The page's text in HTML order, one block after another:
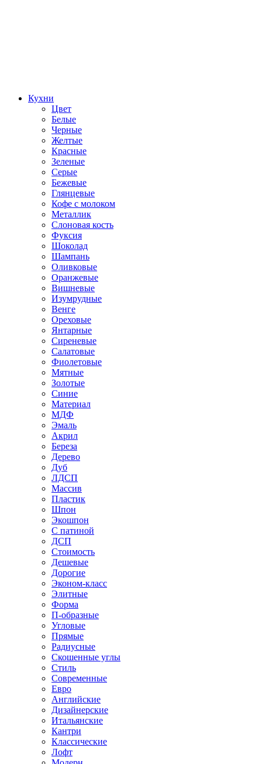
Кухни
Цвет
Белые
Черные
Желтые
Красные
Зеленые
Серые
Бежевые
Глянцевые
Кофе с молоком
Металлик
Слоновая кость
Фуксия
Шоколад
Шампань
Оливковые
Оранжевые
Вишневые
Изумрудные
Венге
Ореховые
Янтарные
Сиреневые
Салатовые
Фиолетовые
Мятные
Золотые
Синие
Материал
МДФ
Эмаль
Акрил
Береза
Дерево
Дуб
ЛДСП
Массив
Пластик
Шпон
Экошпон
С патиной
ДСП
Стоимость
Дешевые
Дорогие
Эконом-класс
Элитные
Форма
П-образные
Угловые
Прямые
Радиусные
Скошенные углы
Стиль
Современные
Евро
Английские
Дизайнерские
Итальянские
Кантри
Классические
Лофт